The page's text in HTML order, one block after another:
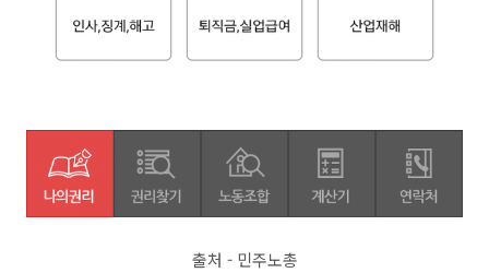
출처 - 민주노총